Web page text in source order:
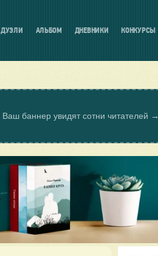
ДУЭЛИ АЛЬБОМ ДНЕВНИКИ КОНКУРСЫ
Ваш баннер увидят сотни читателей →